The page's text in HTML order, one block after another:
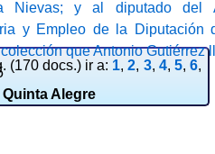
Nievas; y al diputado del
y Empleo de la Diputación
que Antonio Gutiérrez
Alegre
(170 docs.) ir a: 1,2, 3, 4, 5,6,